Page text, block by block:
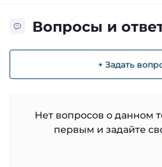
Вопросы и
+ Задать
Нет вопросов о данном
первым и задайте